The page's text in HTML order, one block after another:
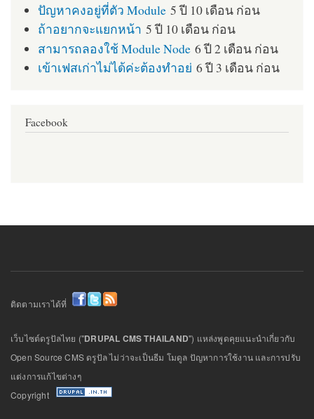
ปัญหาคงอยู่ที่ตัว Module 5 ปี 10 เดือน ก่อน
ถ้าอยากจะแยกหน้า 5 ปี 10 เดือน ก่อน
สามารถลองใช้ Module Node 6 ปี 2 เดือน ก่อน
เข้าเฟสเก่าไม่ได้ค่ะต้องทำอย่ 6 ปี 3 เดือน ก่อน
Facebook
ติดตามเราได้ที่
เว็บไซต์ดรูปัลไทย ("DRUPAL CMS THAILAND") แหล่งพูดคุยแนะนำเกี่ยวกับ
Open Source CMS ดรูปัล ไม่ว่าจะเป็นธีม โมดูล ปัญหาการใช้งาน และการปรับ
แต่งการแก้ไขต่างๆ
Copyright